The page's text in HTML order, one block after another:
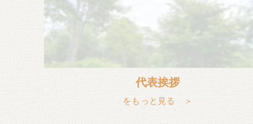
代表挨拶
をもっと見る ＞